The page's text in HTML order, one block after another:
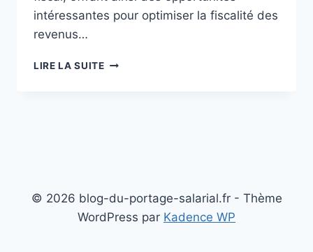
intéressantes pour optimiser la fiscalité des
revenus…
LIRE LA SUITEOPTIMISATION
© 2026 blog-du-portage-salarial.fr - Thème
WordPress par Kadence WP